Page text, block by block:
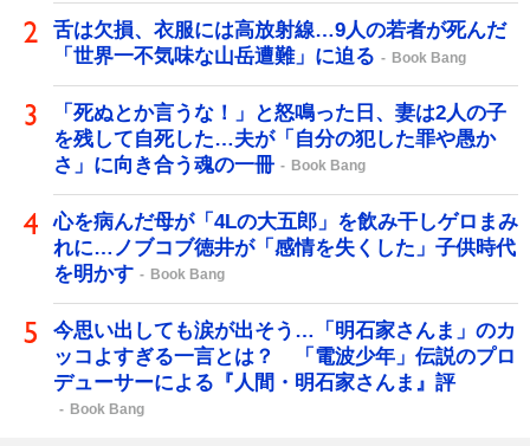
舌は欠損、衣服には高放射線…9人の若者が死んだ
「世界一不気味な山岳遭難」に迫る
Book Bang
「死ぬとか言うな！」と怒鳴った日、妻は2人の子
を残して自死した…夫が「自分の犯した罪や愚か
さ」に向き合う魂の一冊
Book Bang
心を病んだ母が「4Lの大五郎」を飲み干しゲロまみ
れに…ノブコブ徳井が「感情を失くした」子供時代
を明かす
Book Bang
今思い出しても涙が出そう…「明石家さんま」のカ
ッコよすぎる一言とは？ 「電波少年」伝説のプロ
デューサーによる『人間・明石家さんま』評
Book Bang